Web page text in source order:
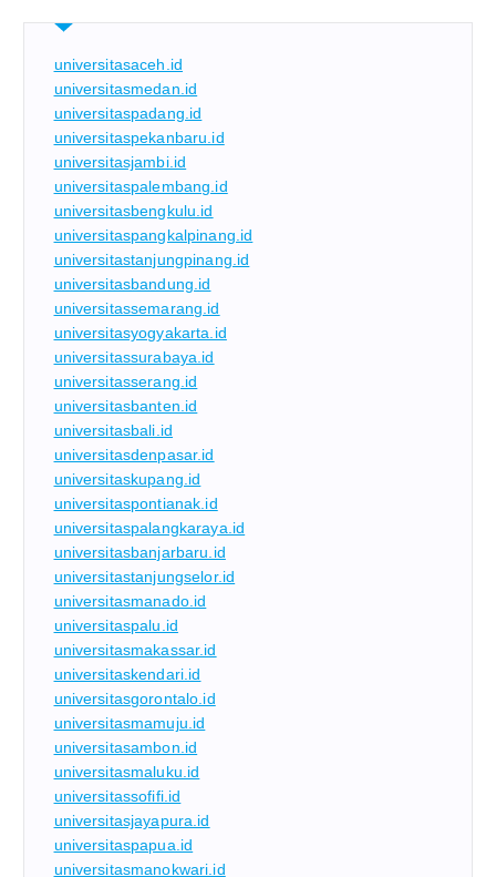
universitasaceh.id
universitasmedan.id
universitaspadang.id
universitaspekanbaru.id
universitasjambi.id
universitaspalembang.id
universitasbengkulu.id
universitaspangkalpinang.id
universitastanjungpinang.id
universitasbandung.id
universitassemarang.id
universitasyogyakarta.id
universitassurabaya.id
universitasserang.id
universitasbanten.id
universitasbali.id
universitasdenpasar.id
universitaskupang.id
universitaspontianak.id
universitaspalangkaraya.id
universitasbanjarbaru.id
universitastanjungselor.id
universitasmanado.id
universitaspalu.id
universitasmakassar.id
universitaskendari.id
universitasgorontalo.id
universitasmamuju.id
universitasambon.id
universitasmaluku.id
universitassofifi.id
universitasjayapura.id
universitaspapua.id
universitasmanokwari.id